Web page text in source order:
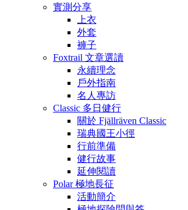
實測分享
上衣
外套
褲子
Foxtrail 文章選讀
永續理念
戶外指南
名人專訪
Classic 多日健行
關於 Fjällräven Classic
瑞典國王小徑
行前準備
健行故事
延伸閱讀
Polar 極地長征
活動簡介